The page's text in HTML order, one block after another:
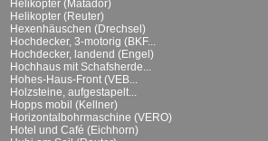
Helikopter (Matador)
Helikopter (Reuter)
Hexenhäuschen (Drechsel)
Hochdecker, 3-motorig (BKF...
Hochdecker, landend (Engel)
Hochhaus mit Schafsherde...
Hohes-Haus-Front (VEB...
Holzsteine, aufgestapelt...
Hopps mobil (Kellner)
Horizontalbohrmaschine (VERO)
Hotel und Café (Eichhorn)